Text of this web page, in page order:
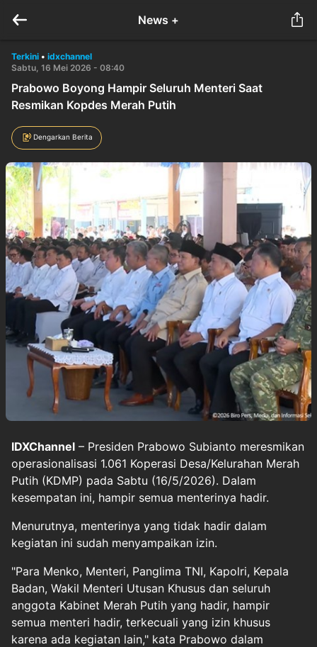
News +
Terkini • idxchannel
Sabtu, 16 Mei 2026 - 08:40
Prabowo Boyong Hampir Seluruh Menteri Saat
Resmikan Kopdes Merah Putih
Dengarkan Berita
IDXChannel – Presiden Prabowo Subianto meresmikan
operasionalisasi 1.061 Koperasi Desa/Kelurahan Merah
Putih (KDMP) pada Sabtu (16/5/2026). Dalam
kesempatan ini, hampir semua menterinya hadir.
Menurutnya, menterinya yang tidak hadir dalam
kegiatan ini sudah menyampaikan izin.
"Para Menko, Menteri, Panglima TNI, Kapolri, Kepala
Badan, Wakil Menteri Utusan Khusus dan seluruh
anggota Kabinet Merah Putih yang hadir, hampir
semua menteri hadir, terkecuali yang izin khusus
karena ada kegiatan lain," kata Prabowo dalam